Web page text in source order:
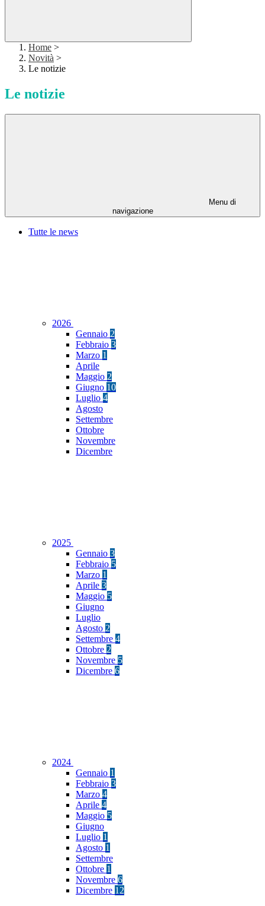
Home >
Novità >
Le notizie
Le notizie
Menu di
navigazione
Tutte le news
2026
Gennaio 2
Febbraio 3
Marzo 1
Aprile
Maggio 2
Giugno 10
Luglio 4
Agosto
Settembre
Ottobre
Novembre
Dicembre
2025
Gennaio 3
Febbraio 5
Marzo 1
Aprile 3
Maggio 5
Giugno
Luglio
Agosto 2
Settembre 4
Ottobre 2
Novembre 5
Dicembre 6
2024
Gennaio 1
Febbraio 3
Marzo 4
Aprile 4
Maggio 5
Giugno
Luglio 1
Agosto 1
Settembre
Ottobre 1
Novembre 6
Dicembre 12